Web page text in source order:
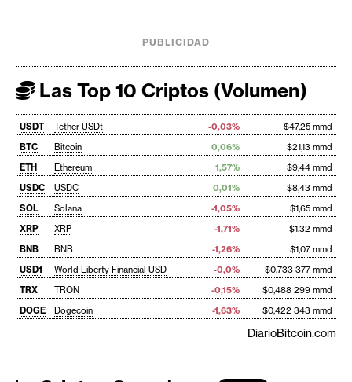
PUBLICIDAD
Las Top 10 Criptos (Volumen)
USDT Tether USDt -0,03%
$47,25 mmd
BTC
Bitcoin 0,06%
$21,13 mmd
ETH
Ethereum 1,57%
$9,44 mmd
USDC
USDC 0,01%
$8,43 mmd
SOL
Solana -1,05%
$1,65 mmd
XRP
XRP -1,71%
$1,32 mmd
BNB
BNB -1,26%
$1,07 mmd
USD1
World Liberty Financial USD -0,0%
$0,733 377 mmd
TRX
TRON -0,15%
$0,488 299 mmd
DOGE
Dogecoin -1,63% $0,422 343 mmd
DiarioBitcoin.com